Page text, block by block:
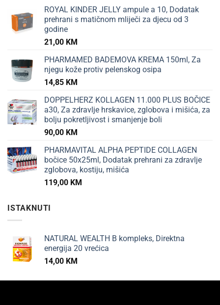
ROYAL KINDER JELLY ampule a 10, Dodatak
prehrani s matičnom mliječi za djecu od 3
godine
21,00 KM
PHARMAMED BADEMOVA KREMA 150ml, Za
njegu kože protiv pelenskog osipa
14,85 KM
DOPPELHERZ KOLLAGEN 11.000 PLUS BOČICE
a30, Za zdravlje hrskavice, zglobova i mišića, za
bolju pokretljivost i smanjenje boli
90,00 KM
PHARMAVITAL ALPHA PEPTIDE COLLAGEN
bočice 50x25ml, Dodatak prehrani za zdravlje
zglobova, kostiju, mišića
119,00 KM
ISTAKNUTI
NATURAL WEALTH B kompleks, Direktna
energija 20 vrećica
14,00 KM